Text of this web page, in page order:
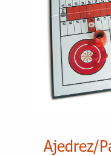
Ajedrez/